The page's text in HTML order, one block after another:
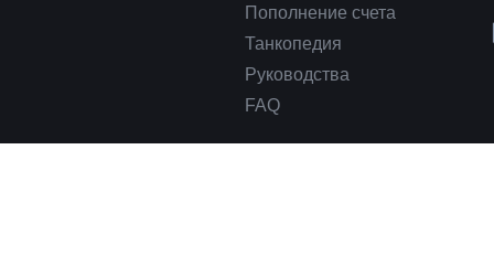
Пополнение счета
Танкопедия
Руководства
FAQ